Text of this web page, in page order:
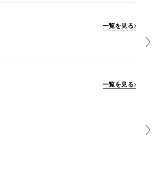
一覧を見る
一覧を見る